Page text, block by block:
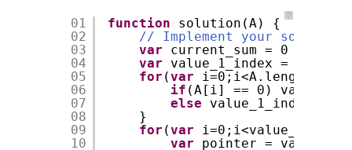
？
01
02
03
04
05
06
07
08
09
10
function
solution(A) {
// Implement your solution
var
current_sum = 0
var
value_1_index = [],
for (var
if (A[i] == 0)
else
}
for (var
var
pointer =